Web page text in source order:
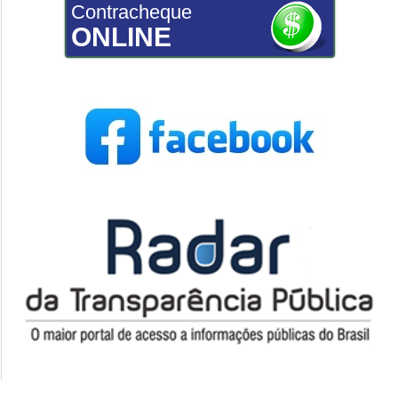
Contracheque
ONLINE